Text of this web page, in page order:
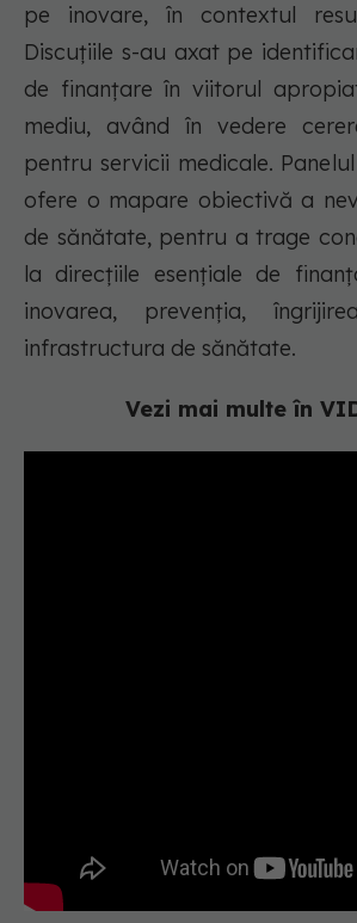
pe inovare, în contextul
Discuțiile s-au axat pe
de finanțare în viitorul
mediu, având în vedere
pentru servicii medicale.
ofere o mapare obiectivă a
de sănătate, pentru a trage
la direcțiile esențiale de
inovarea, prevenția,
infrastructura de sănătate.
Vezi mai multe în